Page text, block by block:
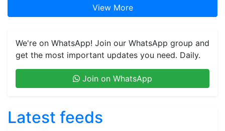
View More
We're on WhatsApp! Join our WhatsApp group and
get the most important updates you need. Daily.
Join on WhatsApp
Latest feeds